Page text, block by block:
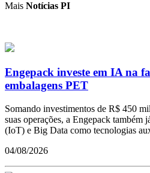
Mais Notícias PI
Engepack investe em IA na
embalagens PET
Somando investimentos de R$ 450
suas operações, a Engepack também
(IoT) e Big Data como tecnologias
04/08/2026